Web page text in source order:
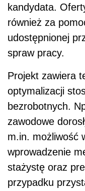
kandydata.
również za
udostępnionej
spraw pracy.
Projekt zawiera
optymalizacji
bezrobotnych.
zawodowe
m.in. możliwość
wprowadzenie
stażystę oraz
przypadku